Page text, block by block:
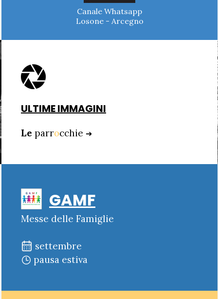
Canale Whatsapp
Losone - Arcegno
ULTIME IMMAGINI
Le parrocchie ➔
GAMF
Messe delle Famiglie
settembre
pausa estiva